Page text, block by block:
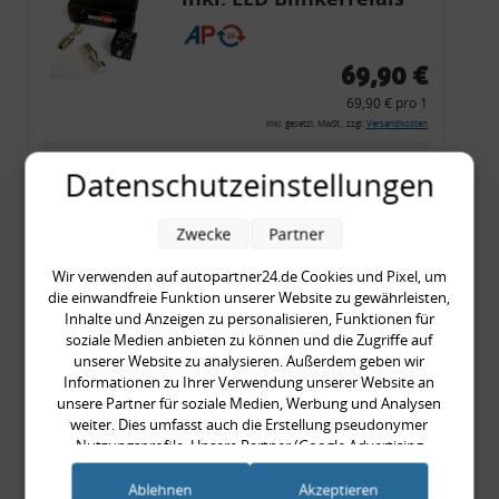
CF 14
69,90 €
69,90 € pro 1
inkl. gesetzl. MwSt., zzgl. Versandkosten
Merkzettel
Rückleuchtenband mit
Blinker, rot, US-Ecken,
Audi 80 Cabrio, Typ 89,
OE-Nr.: 8G0945225 +
8G0945225C
999,99 €
999,99 € pro 1
inkl. gesetzl. MwSt., zzgl.
Datenschutzeinstellungen
Wir verwenden auf autopartner24.de Cookies und Pixel, um
die einwandfreie Funktion unserer Website zu gewährleisten,
Inhalte und Anzeigen zu personalisieren, Funktionen für
soziale Medien anbieten zu können und die Zugriffe auf
unserer Website zu analysieren. Außerdem geben wir
Informationen zu Ihrer Verwendung unserer Website an
unsere Partner für soziale Medien, Werbung und Analysen
weiter. Dies umfasst auch die Erstellung pseudonymer
Nutzungsprofile. Unsere Partner (Google Advertising
Products) führen diese Informationen möglicherweise mit
weiteren Daten zusammen, die Sie ihnen bereitgestellt haben
Zwecke Partner
Ablehnen Akzeptieren